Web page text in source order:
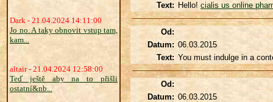
Dark - 21.04.2024 14:11:00
Jo no. A taky obnovit vstup tam,
kam...
altair - 21.04.2024 12:58:00
Teď ještě aby na to přišli
ostatní&nb...
Text: Hello! cialis us online
Od:
Datum: 06.03.2015
Text: You must indulge in a
Od:
Datum: 06.03.2015